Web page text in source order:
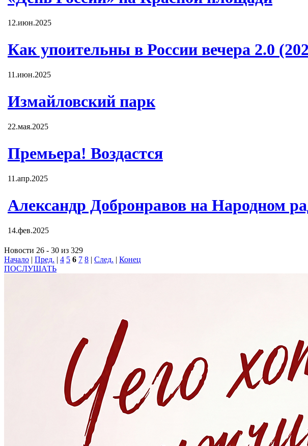
12.июн.2025
Как упоительны в России вечера 2.0
11.июн.2025
Измайловский парк
22.мая.2025
Премьера! Воздастся
11.апр.2025
Александр Добронравов на Народном
14.фев.2025
Новости 26 - 30 из 329
Начало | Пред. | 4 5 6 7 8 | След. | Конец
ПОСЛУШАТЬ